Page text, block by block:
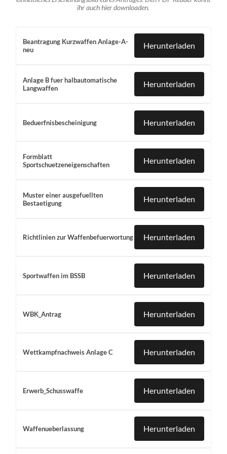
ihr auch hier downloaden.
Beantragung Kurzwaffen Anlage-A-
neu
Herunterladen
Anlage B fuer halbautomatische
Langwaffen
Herunterladen
Beduerfnisbescheinigung Herunterladen
Formblatt
Sportschuetzeneigenschaften
Herunterladen
Muster einer ausgefuellten
Bestaetigung
Herunterladen
Richtlinien zur Waffenbefuerwortung Herunterladen
Sportwaffen im BSSB Herunterladen
WBK_Antrag Herunterladen
Wettkampfnachweis Anlage C Herunterladen
Erwerb_Schusswaffe Herunterladen
Waffenueberlassung Herunterladen